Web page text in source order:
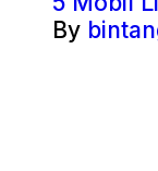
By